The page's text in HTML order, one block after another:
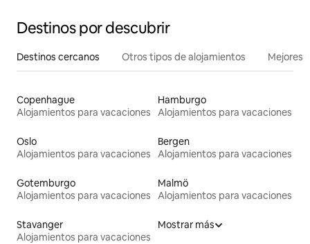
Destinos por descubrir
Destinos cercanos Otros tipos de alojamientos Mejores
Copenhague
Alojamientos para vacaciones
Hamburgo
Alojamientos para vacaciones
Oslo
Alojamientos para vacaciones
Bergen
Alojamientos para vacaciones
Gotemburgo
Alojamientos para vacaciones
Malmö
Alojamientos para vacaciones
Stavanger
Alojamientos para vacaciones
Mostrar más